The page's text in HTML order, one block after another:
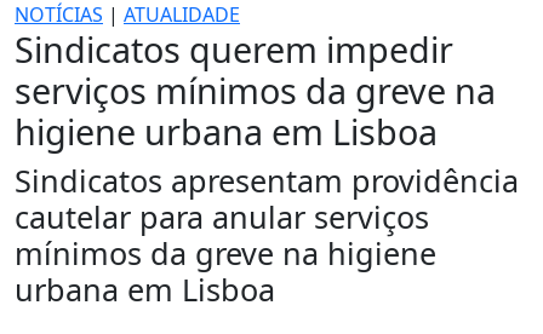
NOTÍCIAS | ATUALIDADE
Sindicatos querem impedir
serviços mínimos da greve na
higiene urbana em Lisboa
Sindicatos apresentam providência
cautelar para anular serviços
mínimos da greve na higiene
urbana em Lisboa